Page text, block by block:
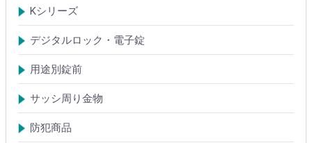
TOSTEMトステム(LIXILリクシル)
新日軽
三協(立山)アルミ
YKK
ミサワホーム
セキスイ
YAMAHA
ダイワハウス
松下電工・ナショナル住宅
不二サッシ
その他
Kシリーズ
【KH】アルミサッシ用引戸錠
【M】ミワ特殊錠
【G】ゴール特殊錠
【S】ショウワ特殊錠
【R】各社特殊錠
【MCY】ミワ取替用シリンダー
【GCY】ゴール取替用シリンダー
【SCY】ショウワ取替用シリンダー
【WCY】ウェスト取替用シリンダー
【ACY】アルファ取替用シリンダー
【KCY】コダイ取替用シリンダー
【KC】クレセントシリーズ
その他Kシリーズ
デジタルロック・電子錠
扉加工あり
扉加工なし(軽微な加工)
ICキー・タグ・カード
用途別錠前
アルミサッシ玄関引戸・引違戸錠
サムラッチ錠
浴室錠
補助錠
エンジンドア錠・ガラス扉錠
ケースハンドル錠
インダストリアルロック・カムロック
サッシ周り金物
ドアガード
ドアチェーン
クレセント錠
丁番
フランス落とし
ドアクローザ
防犯商品